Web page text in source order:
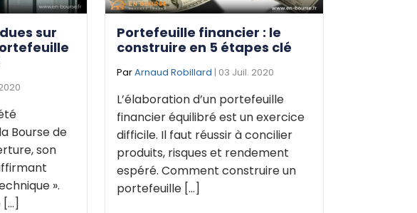
sur
Bourse de
son
».
Portefeuille financier : le
construire en 5 étapes clé
ParArnaud Robillard | 03 Juil. 2020
L’élaboration d’un portefeuille
financier équilibré est un exercice
difficile. Il faut réussir à concilier
produits, risques et rendement
espéré. Comment construire un
portefeuille [...]